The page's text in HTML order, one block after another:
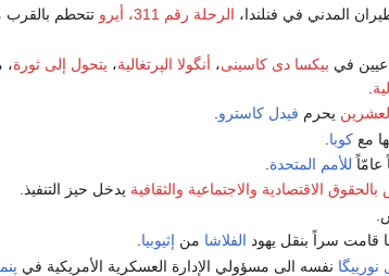
الرحلة رقم 311، أيرو تتحطم
بيكسا دى كاسينى، أنگولا الپرتغالية، يتحول إلى ثورة،
يحرم فيدل كاسترو
معكوبا
عامّاً للأمم المتحدة
يدخل حيز التنفيذ.
قامت سراً بنقل يهود الفلاشا من إثيوبيا
نورييگا نفسه الى مسؤولي الإدارة العسكرية الأمريكية في